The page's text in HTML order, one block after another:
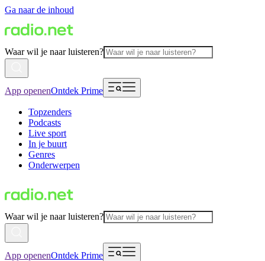
Ga naar de inhoud
Waar wil je naar luisteren?
App openenOntdek Prime
Topzenders
Podcasts
Live sport
In je buurt
Genres
Onderwerpen
Waar wil je naar luisteren?
App openenOntdek Prime